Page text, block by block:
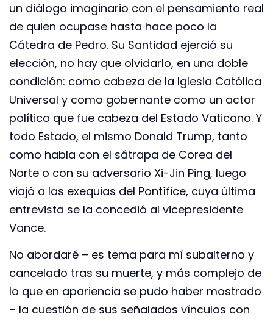
un diálogo imaginario con el pensamiento real
de quien ocupase hasta hace poco la
Cátedra de Pedro. Su Santidad ejerció su
elección, no hay que olvidarlo, en una doble
condición: como cabeza de la Iglesia Católica
Universal y como gobernante como un actor
político que fue cabeza del Estado Vaticano. Y
todo Estado, el mismo Donald Trump, tanto
como habla con el sátrapa de Corea del
Norte o con su adversario Xi-Jin Ping, luego
viajó a las exequias del Pontífice, cuya última
entrevista se la concedió al vicepresidente
Vance.
No abordaré – es tema para mí subalterno y
cancelado tras su muerte, y más complejo de
lo que en apariencia se pudo haber mostrado
– la cuestión de sus señalados vínculos con